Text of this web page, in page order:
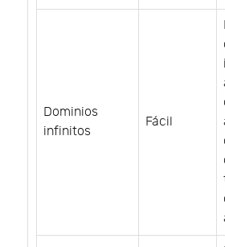
Dominios
infinitos
Fácil